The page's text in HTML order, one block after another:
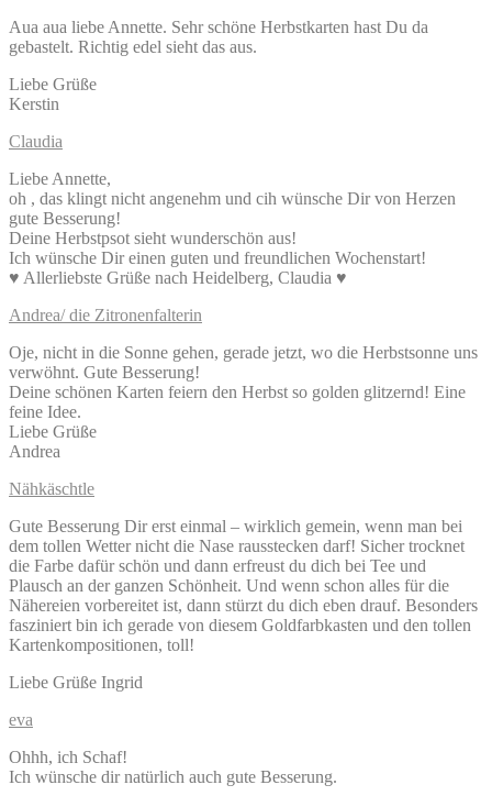
Aua aua liebe Annette. Sehr schöne Herbstkarten hast Du da
gebastelt. Richtig edel sieht das aus.
Liebe Grüße
Kerstin
Claudia
Liebe Annette,
oh , das klingt nicht angenehm und cih wünsche Dir von Herzen
gute Besserung!
Deine Herbstpsot sieht wunderschön aus!
Ich wünsche Dir einen guten und freundlichen Wochenstart!
♥ Allerliebste Grüße nach Heidelberg, Claudia ♥
Andrea/ die Zitronenfalterin
Oje, nicht in die Sonne gehen, gerade jetzt, wo die Herbstsonne uns
verwöhnt. Gute Besserung!
Deine schönen Karten feiern den Herbst so golden glitzernd! Eine
feine Idee.
Liebe Grüße
Andrea
Nähkäschtle
Gute Besserung Dir erst einmal – wirklich gemein, wenn man bei
dem tollen Wetter nicht die Nase rausstecken darf! Sicher trocknet
die Farbe dafür schön und dann erfreust du dich bei Tee und
Plausch an der ganzen Schönheit. Und wenn schon alles für die
Nähereien vorbereitet ist, dann stürzt du dich eben drauf. Besonders
fasziniert bin ich gerade von diesem Goldfarbkasten und den tollen
Kartenkompositionen, toll!
Liebe Grüße Ingrid
eva
Ohhh, ich Schaf!
Ich wünsche dir natürlich auch gute Besserung.